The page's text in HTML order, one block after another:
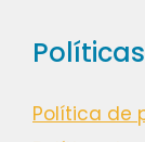
Política de